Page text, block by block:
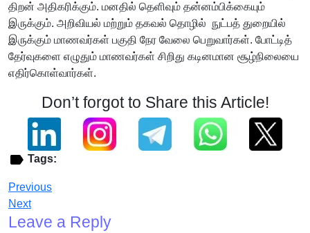
திறன் அதிகரிக்கும். மனதில் தெளிவும் தன்னம்பிக்கையும்
இருக்கும். அறிவியல் மற்றும் தகவல் தொழில் நுட்பத் துறையில்
இருக்கும் மாணவர்கள் பகுதி நேர வேலை பெறுவார்கள். போட்டித்
தேர்வுகளை எழுதும் மாணவர்கள் சிறிது கடினமான சூழ்நிலையை
எதிர்கொள்வார்கள்.
Don’t forgot to Share this Article!
Tags:
Previous
Next
Leave a Reply